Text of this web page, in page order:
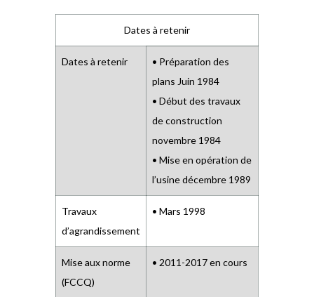
Dates à retenir
Dates à retenir
• Préparation des
plans Juin 1984
• Début des travaux
de construction
novembre 1984
• Mise en opération de
l’usine décembre 1989
Travaux
d’agrandissement
• Mars 1998
Mise aux norme
(FCCQ)
• 2011-2017 en cours